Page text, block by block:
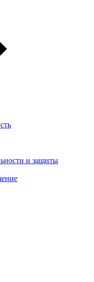
и защиты